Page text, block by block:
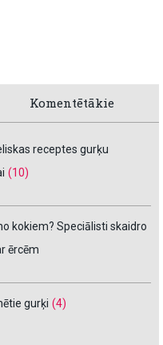
Komentētākie
receptes gurķu
(10)
kokiem? Speciālisti skaidro
ērcēm
gurķi (4)